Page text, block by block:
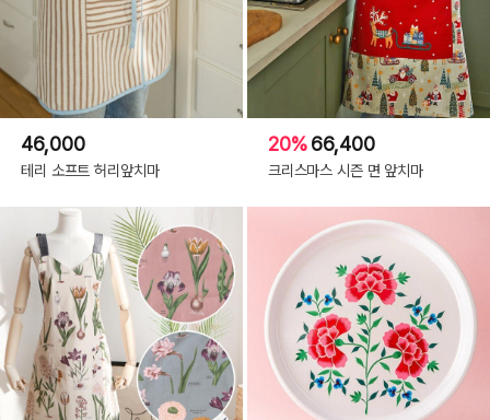
46,000
테리 소프트 허리앞치마
20%66,400
크리스마스 시즌 면 앞치마